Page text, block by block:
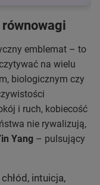
emblemat – to
na wielu
biologicznym czy
i ruch, kobiecość
nie rywalizują,
Yang – pulsujący
intuicja,